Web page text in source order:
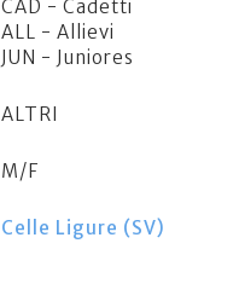
CAD - Cadetti
ALL - Allievi
JUN - Juniores
ALTRI
M/F
Celle Ligure (SV)